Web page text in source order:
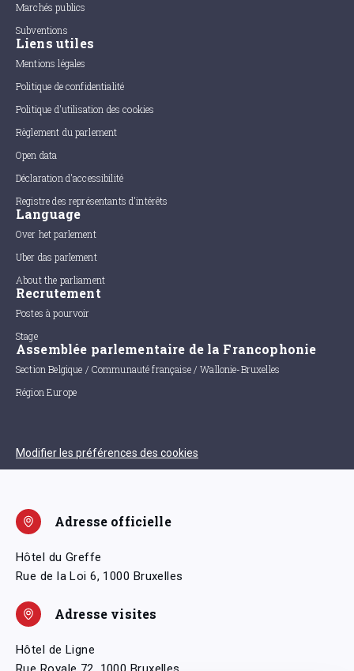
Marchés publics
Subventions
Liens utiles
Mentions légales
Politique de confidentialité
Politique d'utilisation des cookies
Règlement du parlement
Open data
Déclaration d'accessibilité
Registre des représentants d'intérêts
Language
Over het parlement
Uber das parlement
About the parliament
Recrutement
Postes à pourvoir
Stage
Assemblée parlementaire de la Francophonie
Section Belgique / Communauté française / Wallonie-Bruxelles
Région Europe
Modifier les préférences des cookies
Adresse officielle
Hôtel du Greffe
Rue de la Loi 6, 1000 Bruxelles
Adresse visites
Hôtel de Ligne